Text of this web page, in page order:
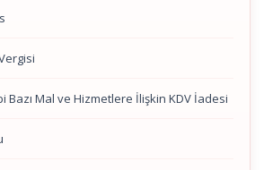
Bazı Mal ve Hizmetlere İlişkin KDV İadesi